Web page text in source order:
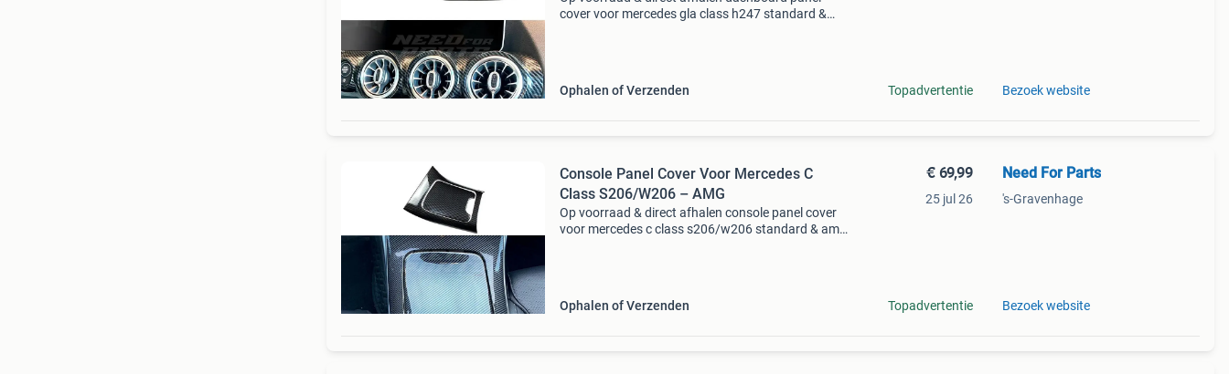
cover voor mercedes gla class h247 standard &
Ophalen of Verzenden Topadvertentie Bezoek website
Console Panel Cover Voor Mercedes C
Class S206/W206 – AMG
Op voorraad & direct afhalen console panel cover
voor mercedes c class s206/w206 standard & amg
Ophalen of Verzenden
€ 69,99
25 jul 26
Topadvertentie
Need For Parts
's-Gravenhage
Bezoek website